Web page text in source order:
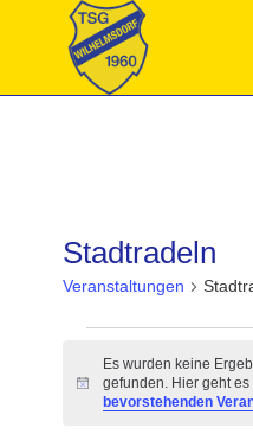
Stadtradeln
Veranstaltungen
Hinweis
Es wurden keine
gefunden. Hier geht es
bevorstehenden